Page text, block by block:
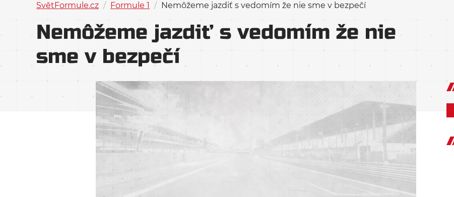
SvětFormule.cz / Formule 1 / Nemôžeme jazdiť s vedomím že nie sme v bezpečí
Nemôžeme jazdiť s vedomím že nie
sme v bezpečí